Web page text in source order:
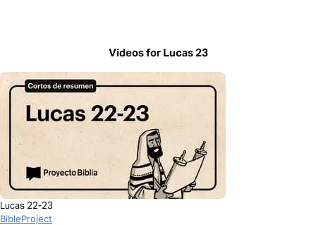
Videos for Lucas 23
Lucas 22-23
BibleProject